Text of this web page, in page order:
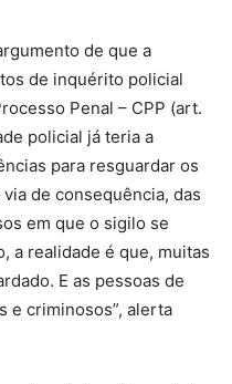
de que a
de inquérito policial
Penal – CPP (art.
policial já teria a
para resguardar os
de consequência, das
em que o sigilo se
a realidade é que, muitas
E as pessoas de
e criminosos”, alerta